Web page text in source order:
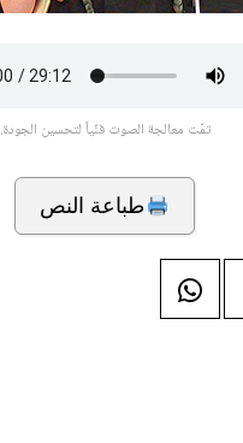
تمّت معالجة الصوت فنّياً لتحسين الجودة.
طباعة النص